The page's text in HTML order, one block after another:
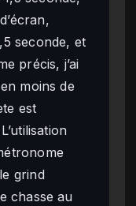
seconde, et
précis, j’ai
moins de
est
grind
chasse au